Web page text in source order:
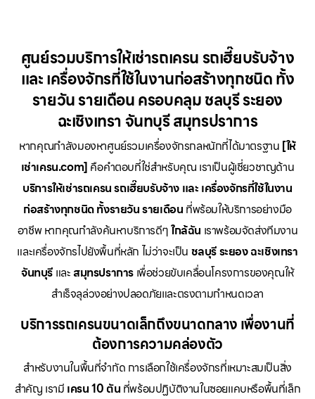
ศูนย์รวมบริการให้เช่ารถเครน รถเฮี๊ยบรับจ้าง
และ เครื่องจักรที่ใช้ในงานก่อสร้างทุกชนิด ทั้ง
รายวัน รายเดือน ครอบคลุม ชลบุรี ระยอง
ฉะเชิงเทรา จันทบุรี สมุทรปราการ
หากคุณกำลังมองหาศูนย์รวมเครื่องจักรกลหนักที่ได้มาตรฐาน [ให้
เช่าเครน.com] คือคำตอบที่ใช่สำหรับคุณ เราเป็นผู้เชี่ยวชาญด้าน
บริการให้เช่ารถเครน รถเฮี๊ยบรับจ้าง และ เครื่องจักรที่ใช้ในงาน
ก่อสร้างทุกชนิด ทั้งรายวัน รายเดือน ที่พร้อมให้บริการอย่างมือ
อาชีพ หากคุณกำลังค้นหาบริการดีๆใกล้ฉัน เราพร้อมจัดส่งทีมงาน
และเครื่องจักรไปยังพื้นที่หลัก ไม่ว่าจะเป็น ชลบุรี ระยอง ฉะเชิงเทรา
จันทบุรี และสมุทรปราการ เพื่อช่วยขับเคลื่อนโครงการของคุณให้
สำเร็จลุล่วงอย่างปลอดภัยและตรงตามกำหนดเวลา
บริการรถเครนขนาดเล็กถึงขนาดกลาง เพื่องานที่
ต้องการความคล่องตัว
สำหรับงานในพื้นที่จำกัด การเลือกใช้เครื่องจักรที่เหมาะสมเป็นสิ่ง
สำคัญ เรามี เครน 10 ตัน ที่พร้อมปฏิบัติงานในซอยแคบหรือพื้นที่เล็ก